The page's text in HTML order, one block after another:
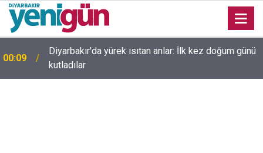
00:09
Diyarbakır'da yürek ısıtan anlar: İlk kez doğum günü
kutladılar
23:36
Diyarbakır'da düğün salonunda kavga: Yaralılar var